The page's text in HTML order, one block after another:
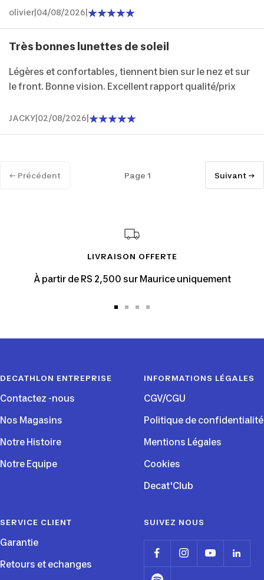
olivier 04/08/2026
Très bonnes lunettes de soleil
Légères et confortables, tiennent bien sur le nez et sur
le front. Bonne vision. Excellent rapport qualité/prix
JACKY 02/08/2026
← Précédent Page 1 Suivant →
LIVRAISON OFFERTE
À partir de RS 2,500 sur Maurice uniquement
DECATHLON ENTREPRISE
Contactez -nous
Nos Magasins
Notre Histoire
Notre Equipe
INFORMATIONS LÉGALES
CGV/CGU
Politique de confidentialité
Mentions Légales
Cookies
Decat'Club
SERVICE CLIENT
Garantie
Retours et echanges
SUIVEZ NOUS